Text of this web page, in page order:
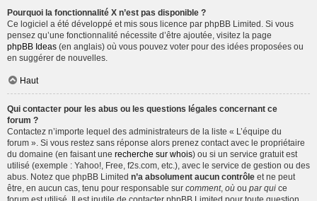
Pourquoi la fonctionnalité X n’est pas disponible ?
Ce logiciel a été développé et mis sous licence par phpBB Limited. Si vous
pensez qu’une fonctionnalité nécessite d’être ajoutée, visitez la page
phpBB Ideas (en anglais) où vous pouvez voter pour des idées proposées ou
en suggérer de nouvelles.
Haut
Qui contacter pour les abus ou les questions légales concernant ce
forum ?
Contactez n’importe lequel des administrateurs de la liste « L’équipe du
forum ». Si vous restez sans réponse alors prenez contact avec le propriétaire
du domaine (en faisant une recherche sur whois) ou si un service gratuit est
utilisé (exemple : Yahoo!, Free, f2s.com, etc.), avec le service de gestion ou des
abus. Notez que phpBB Limited n’a absolument aucun contrôle et ne peut
être, en aucun cas, tenu pour responsable sur comment, où ou par qui ce